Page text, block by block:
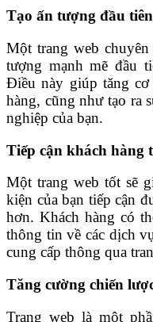
Tạo ấn tượng đầu tiên
Một trang web
tượng mạnh mẽ đầu
Điều này giúp tăng
hàng, cũng như tạo ra
nghiệp của bạn.
Tiếp cận khách hàng
Một trang web tốt sẽ
kiện của bạn tiếp cận
hơn. Khách hàng có
thông tin về các dịch
cung cấp thông qua
Tăng cường chiến
Trang web là một